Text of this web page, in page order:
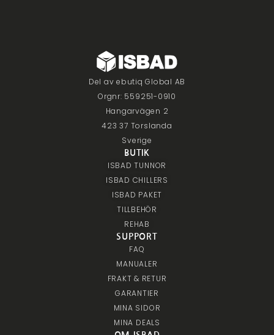
Del av ebutiq Global AB
Orgnr: 559251-0910
Hangarvägen 2
423 37 Torslanda
Sverige
BUTIK
ISBAD TUNNOR
ISBAD CHILLERS
ISBAD PAKET
TILLBEHÖR
REHAB
SUPPORT
FAQ
MANUALER
FRAKT & RETUR
GARANTIER
MINA SIDOR
MINA DEALS